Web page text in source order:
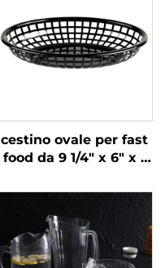
cestino ovale per fast
food da 9 1/4" x 6" x 1
nero, SE3017BK